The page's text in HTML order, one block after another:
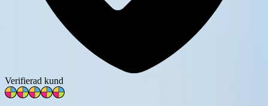
Verifierad kund